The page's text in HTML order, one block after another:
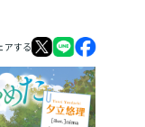
アする